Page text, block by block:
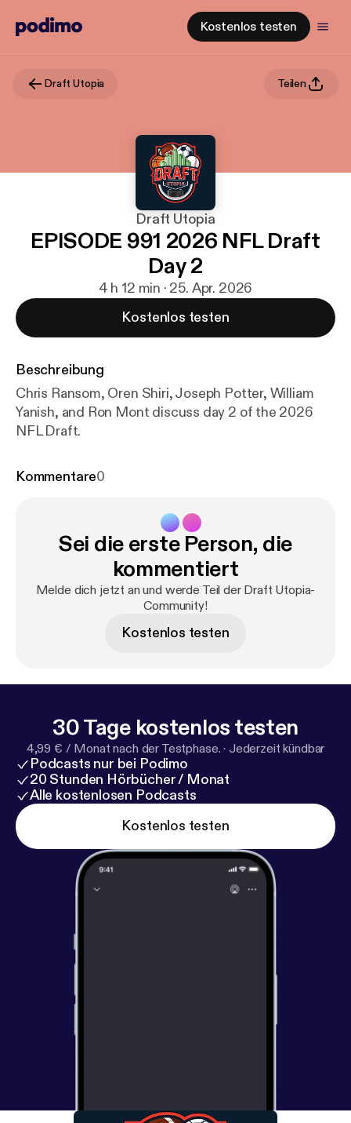
Kostenlos testen
Draft Utopia Teilen
Draft Utopia
EPISODE 991 2026 NFL Draft
Day 2
4 h 12 min · 25. Apr. 2026
Kostenlos testen
Beschreibung
Chris Ransom, Oren Shiri, Joseph Potter, William
Yanish, and Ron Mont discuss day 2 of the 2026
NFL Draft.
Kommentare0
Sei die erste Person, die
kommentiert
Melde dich jetzt an und werde Teil der Draft Utopia-
Community!
Kostenlos testen
30 Tage kostenlos testen
4,99 € / Monat nach der Testphase. · Jederzeit kündbar
Podcasts nur bei Podimo
20 Stunden Hörbücher / Monat
Alle kostenlosen Podcasts
Kostenlos testen